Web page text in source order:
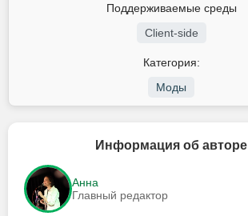
Поддерживаемые среды
Client-side
Категория:
Моды
Информация об авторе
Анна
Главный редактор